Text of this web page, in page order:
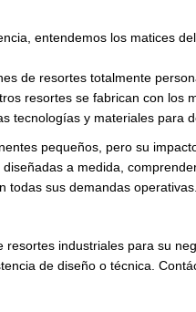
entendemos los matices
de resortes totalmente
resortes se fabrican con los
tecnologías y materiales para
pequeños, pero su
a medida,
todas sus demandas operativas.
industriales para su
de diseño o técnica.